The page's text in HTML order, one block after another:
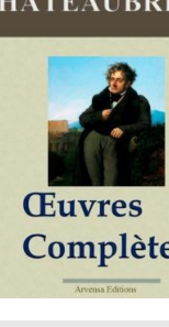
AJOUTER AU PANIER
DÉTAILS